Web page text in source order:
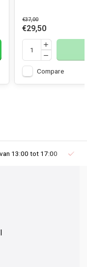
€37,00
€29,50
Compare
13:00 tot 17:00